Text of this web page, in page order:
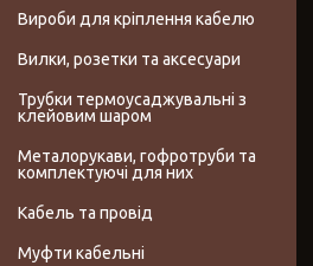
Вироби для кріплення кабелю
Вилки, розетки та аксесуари
Трубки термоусаджувальні з
клейовим шаром
Металорукави, гофротруби та
комплектуючі для них
Кабель та провід
Муфти кабельні